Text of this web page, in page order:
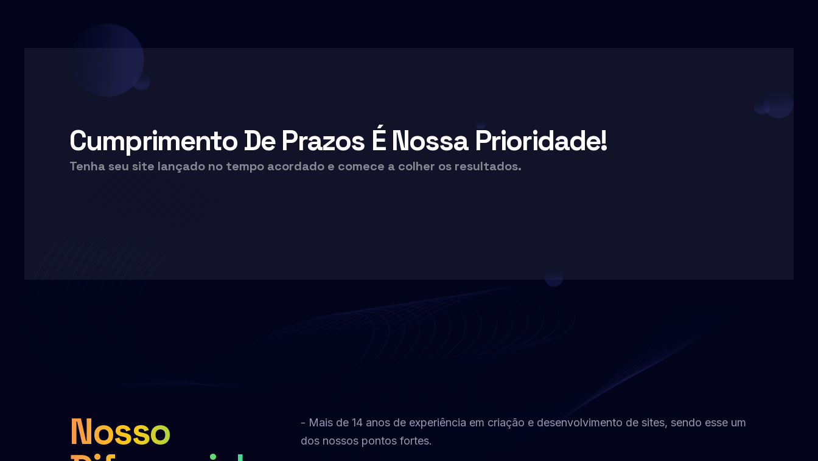
Cumprimento De Prazos É Nossa Prioridade!
Tenha seu site lançado no tempo acordado e comece a colher os resultados.
Nosso
- Mais de 14 anos de experiência em criação e desenvolvimento de sites, sendo esse um
dos nossos pontos fortes.